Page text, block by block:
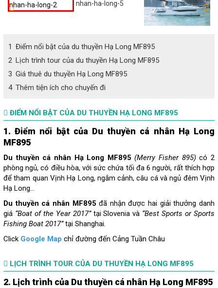
1 Điểm nổi bật của du thuyền Hạ Long MF895
2 Lịch trình tour của du thuyền Hạ Long MF895
3 Giá thuê du thuyền Hạ Long MF895
4 Thêm tiện ích cho chuyến đi
ĐIỂM NỔI BẬT CỦA DU THUYỀN HẠ LONG MF895
1. Điểm nổi bật của Du thuyền cá nhân Hạ Long
MF895
Du thuyền cá nhân Hạ Long MF895 (Merry Fisher 895) có 2
phòng ngủ, có điều hòa, với sức chứa tối đa 6 người, rất thích hợp
để tham quan Vịnh Hạ Long, ngắm cảnh, câu cá và ngủ đêm Vịnh
Hạ Long…
Du thuyền cá nhân MF895 đã nhận được hai giải thưởng danh
giá “Boat of the Year 2017”tại Slovenia và “Best Sports or Sports
Fishing Boat 2017”tại Shanghai.
Click Google Map chỉ đường đến Cảng Tuần Châu
LỊCH TRÌNH TOUR CỦA DU THUYỀN HẠ LONG MF895
2. Lịch trình của Du thuyền cá nhân Hạ Long MF895